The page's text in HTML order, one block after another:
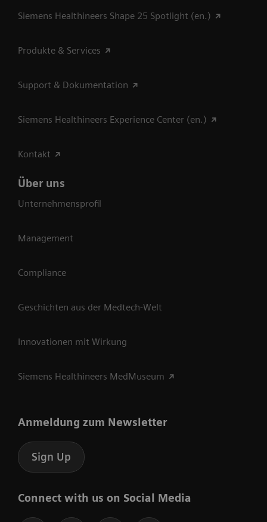
Siemens Healthineers Shape 25 Spotlight (en.)
Produkte & Services
Support & Dokumentation
Siemens Healthineers Experience Center (en.)
Kontakt
Über uns
Unternehmensprofil
Management
Compliance
Geschichten aus der Medtech-Welt
Innovationen mit Wirkung
Siemens Healthineers MedMuseum
Anmeldung zum Newsletter
Sign Up
Connect with us on Social Media